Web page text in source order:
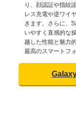
り、顔認証や指紋
レス充電や逆ワイ
きます。さらに、
いやすく直感的な
越した性能と魅力
最高のスマートフ